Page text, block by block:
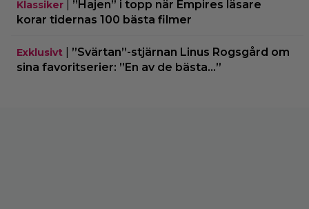
Klassiker
”Hajen” i topp när Empires läsare
korar tidernas 100 bästa filmer
Exklusivt
”Svärtan”-stjärnan Linus Rogsgård om
sina favoritserier: ”En av de bästa…”